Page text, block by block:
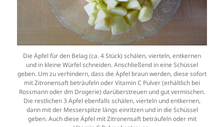
Die Äpfel für den Belag (ca. 4 Stück) schälen, vierteln, entkernen
und in kleine Würfel schneiden. Anschließend in eine Schüssel
geben. Um zu verhindern, dass die Äpfel braun werden, diese sofort
mit Zitronensaft beträufeln oder Vitamin C Pulver (erhältlich bei
Rossmann oder dm Drogerie) darüberstreuen und gut vermischen.
Die restlichen 3 Äpfel ebenfalls schälen, vierteln und entkernen,
dann mit der Messerspitze längs einritzen und in die Schüssel
geben. Auch diese Äpfel mit Zitronensaft beträufeln oder mit